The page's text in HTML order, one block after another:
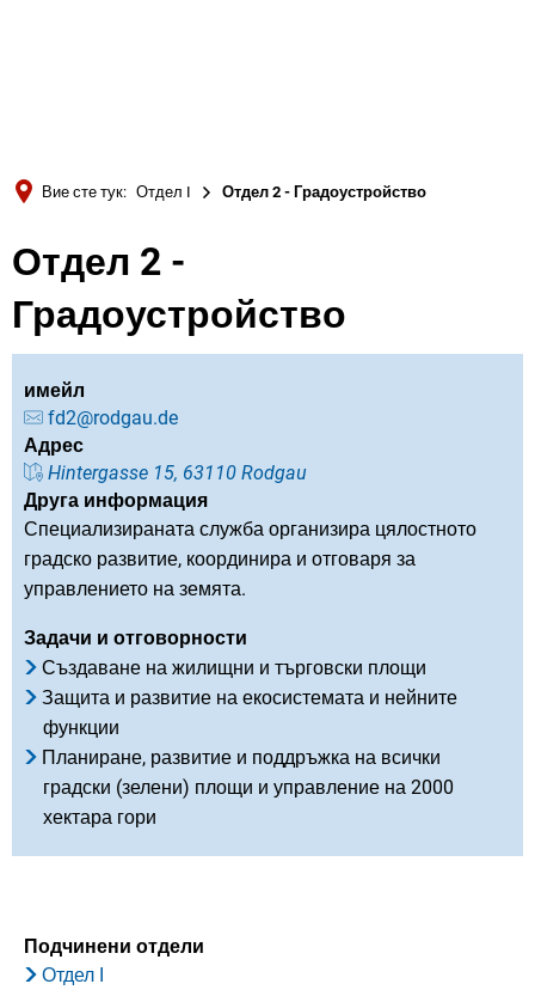
Вие сте тук: Отдел I Отдел 2 - Градоустройство
Отдел 2 -
Градоустройство
имейл
fd2@rodgau.de
Адрес
Hintergasse 15, 63110 Rodgau
Друга информация
Специализираната служба организира цялостното
градско развитие, координира и отговаря за
управлението на земята.
Задачи и отговорности
Създаване на жилищни и търговски площи
Защита и развитие на екосистемата и нейните
функции
Планиране, развитие и поддръжка на всички
градски (зелени) площи и управление на 2000
хектара гори
Подчинени отдели
Отдел I